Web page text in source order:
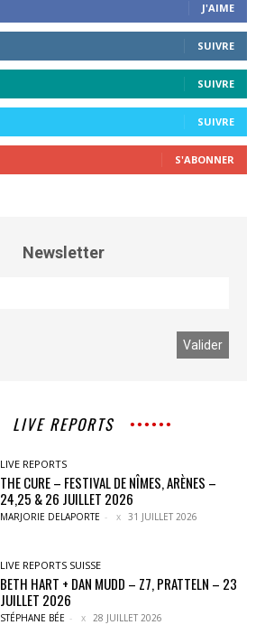
J'AIME
SUIVRE
SUIVRE
SUIVRE
S'ABONNER
Newsletter
LIVE REPORTS
LIVE REPORTS
THE CURE – FESTIVAL DE NÎMES, ARÈNES –
24,25 & 26 JUILLET 2026
MARJORIE DELAPORTE - 31 JUILLET 2026
LIVE REPORTS SUISSE
BETH HART + DAN MUDD – Z7, PRATTELN – 23
JUILLET 2026
STÉPHANE BÉE - 28 JUILLET 2026